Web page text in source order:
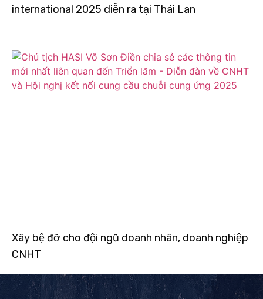
international 2025 diễn ra tại Thái Lan
Xây bệ đỡ cho đội ngũ doanh nhân, doanh nghiệp
CNHT